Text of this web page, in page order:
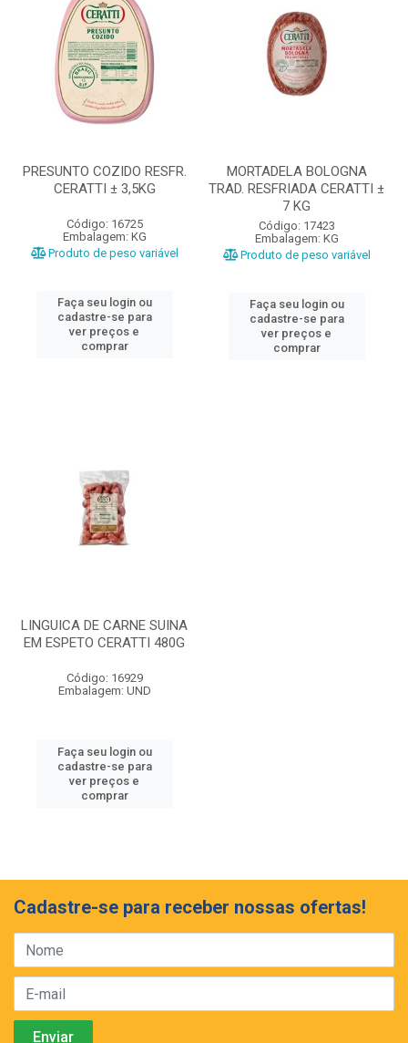
PRESUNTO COZIDO RESFR.
CERATTI ± 3,5KG
Código: 16725
Embalagem: KG
Produto de peso variável
Faça seu login ou
cadastre-se para
ver preços e
comprar
MORTADELA BOLOGNA
TRAD. RESFRIADA CERATTI ±
7 KG
Código: 17423
Embalagem: KG
Produto de peso variável
Faça seu login ou
cadastre-se para
ver preços e
comprar
LINGUICA DE CARNE SUINA
EM ESPETO CERATTI 480G
Código: 16929
Embalagem: UND
Faça seu login ou
cadastre-se para
ver preços e
comprar
Cadastre-se para receber nossas ofertas!